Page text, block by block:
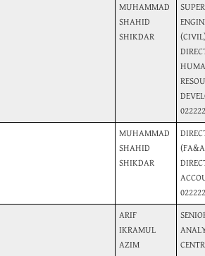
MUHAMMAD
SHAHID
SHIKDAR
MUHAMMAD
SHAHID
SHIKDAR
ARIF
IKRAMUL
AZIM